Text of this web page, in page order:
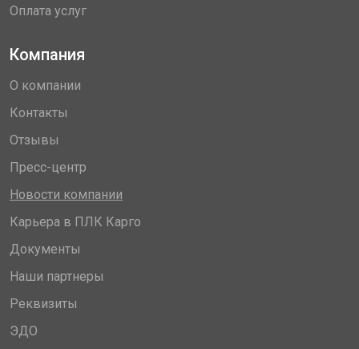
Оплата услуг
Компания
О компании
Контакты
Отзывы
Пресс-центр
Новости компании
Карьера в ПЛК Карго
Документы
Наши партнеры
Реквизиты
ЭДО